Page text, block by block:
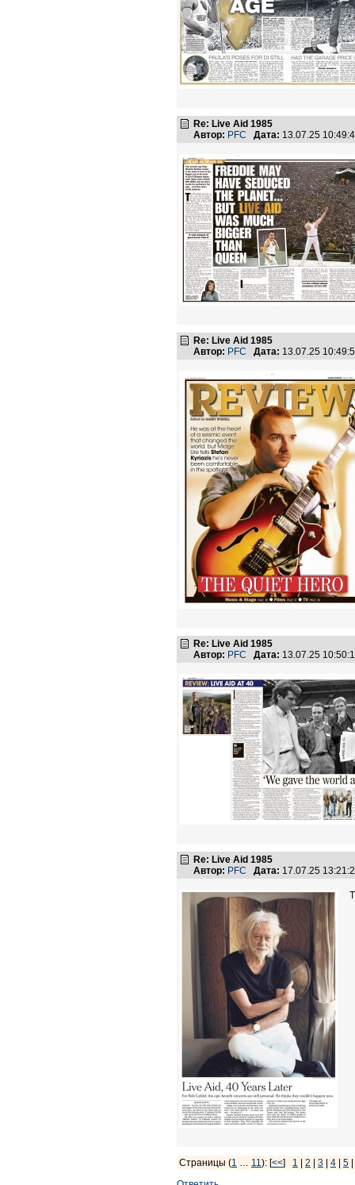
Re: Live Aid 1985
Автор: PFC Дата: 13.07.25
Re: Live Aid 1985
Автор: PFC Дата: 13.07.25
Re: Live Aid 1985
Автор: PFC Дата: 13.07.25
Re: Live Aid 1985
Автор: PFC Дата: 17.07.25
Страницы (1 … 11): [<<] 1 2 3 4 5